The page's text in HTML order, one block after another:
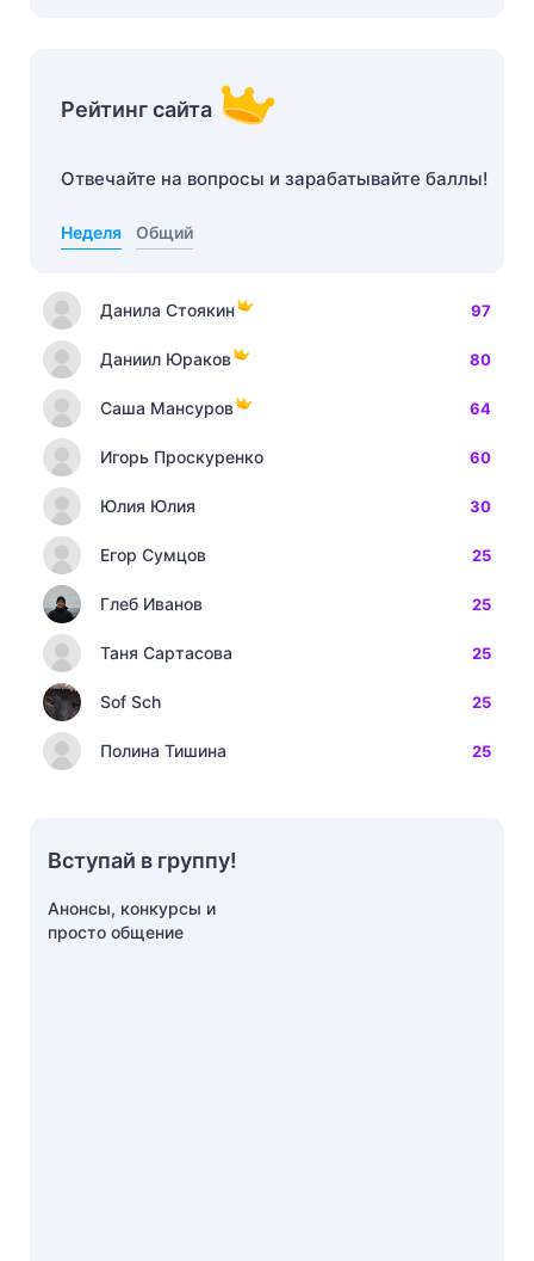
Рейтинг сайта
Отвечайте на вопросы и зарабатывайте баллы!
Неделя Общий
Данила Стоякин 97
Даниил Юраков 80
Саша Мансуров 64
Игорь Проскуренко 60
Юлия Юлия 30
Егор Сумцов 25
Глеб Иванов 25
Таня Сартасова 25
Sof Sch 25
Полина Тишина 25
Вступай в группу!
Анонсы, конкурсы и
просто общение